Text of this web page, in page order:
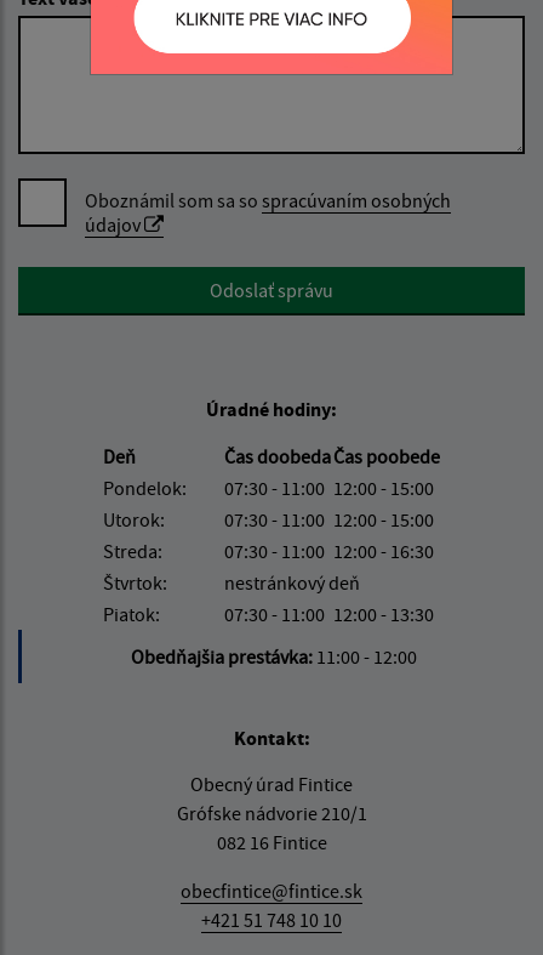
Filtrovať
Oboznámil som sa so spracúvaním osobných
údajov
Google reCaptcha ResponseOdoslať správu
Úradné hodiny:
Deň
Čas doobedaČas poobede
Pondelok:
07:30 - 11:00 12:00 - 15:00
Utorok:
07:30 - 11:00 12:00 - 15:00
Streda:
07:30 - 11:00 12:00 - 16:30
Štvrtok:
nestránkový deň
Piatok:
07:30 - 11:00 12:00 - 13:30
Obedňajšia prestávka: 11:00 - 12:00
Kontakt:
Obecný úrad Fintice
Grófske nádvorie 210/1
082 16 Fintice
obecfintice@fintice.sk
+421 51 748 10 10